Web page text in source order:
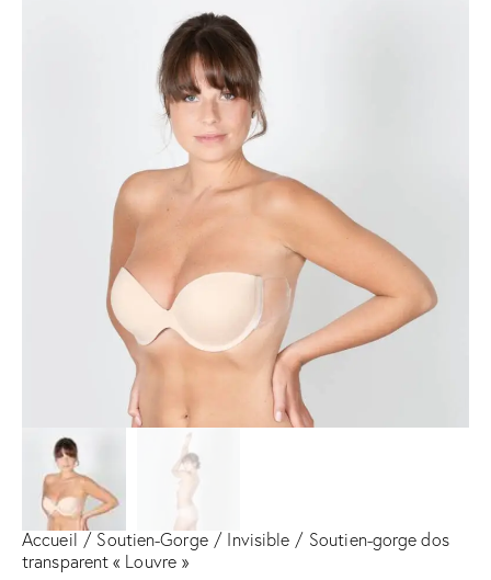
Accueil Soutien-Gorge Invisible
Soutien-gorge dos
transparent « Louvre »